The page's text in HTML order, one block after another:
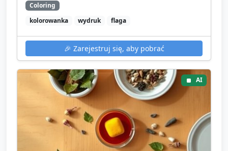
Coloring
kolorowanka
wydruk flaga
🎉 Zarejestruj się, aby pobrać
AI